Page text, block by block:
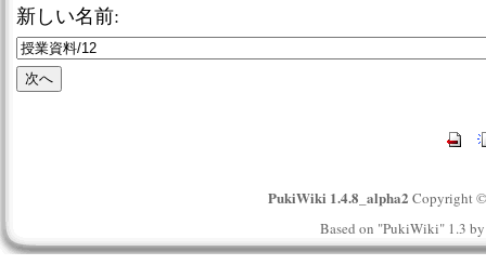
新しい名前:
PukiWiki 1.4.8_alpha2 Copyright
Based on "PukiWiki" 1.3